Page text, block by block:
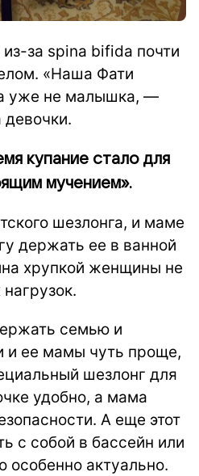
за spina bifida почти
«Наша Фати
уже не малышка, —
купание стало для
мучением».
шезлонга, и маме
держать ее в ванной
хрупкой женщины не
семью и
и ее мамы чуть проще,
шезлонг для
удобно, а мама
А еще этот
с собой в бассейн или
особенно актуально.